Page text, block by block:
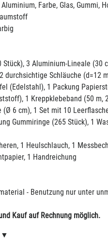
Farbe, Glas, Gummi,
Stück), 3 Aluminium-Lineale (30
durchsichtige Schläuche (d=12
(Edelstahl), 1 Packung
1 Kreppklebeband (50
(Ø 6 cm), 1 Set mit 10
Gummiringe (265 Stück), 1
1 Heulschlauch, 1
1 Handreichung
- Benutzung nur unter
Kauf auf Rechnung möglich.
▼